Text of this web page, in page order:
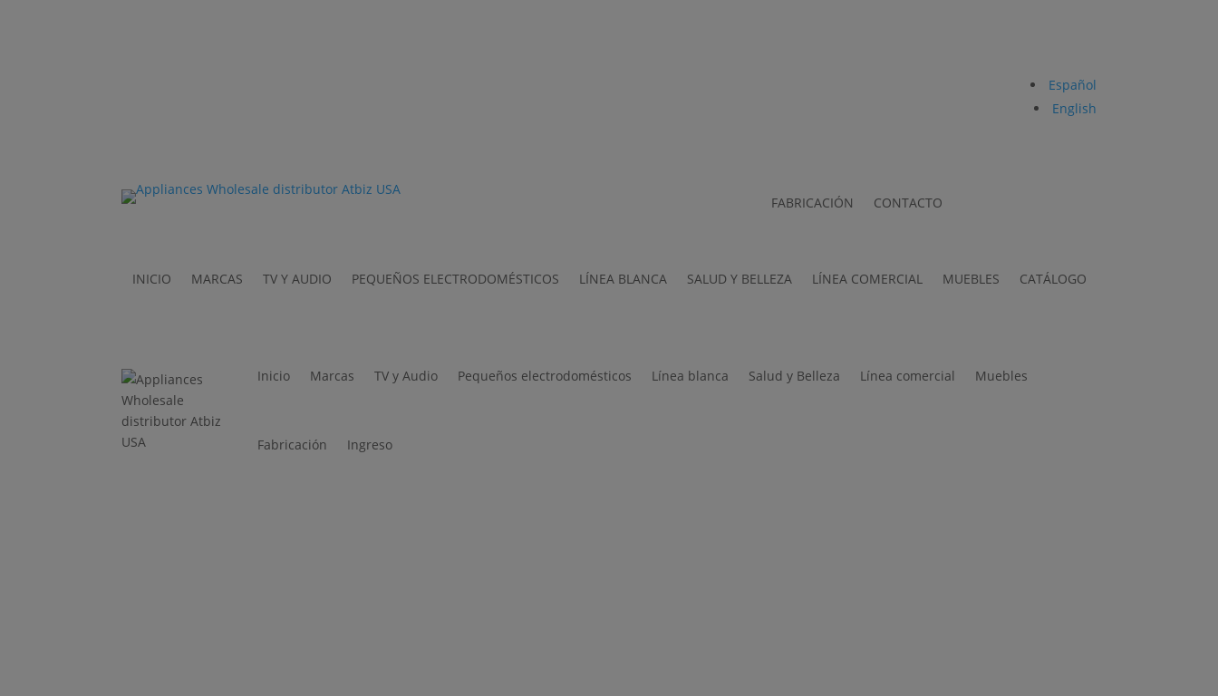
Español
English
FABRICACIÓN CONTACTO
INICIO MARCAS TV Y AUDIO PEQUEÑOS ELECTRODOMÉSTICOS LÍNEA BLANCA SALUD Y BELLEZA LÍNEA COMERCIAL MUEBLES CATÁLOGO
Inicio Marcas TV y Audio Pequeños electrodomésticos Línea blanca Salud y Belleza Línea comercial Muebles
Fabricación Ingreso